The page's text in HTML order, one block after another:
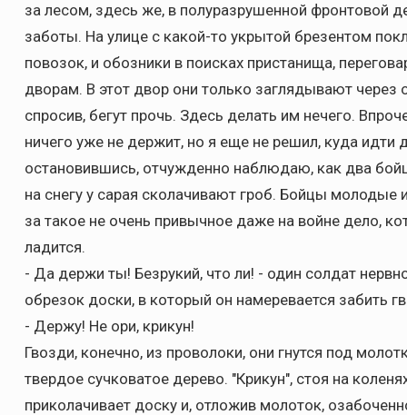
за лесом, здесь же, в полуразрушенной фронтовой
заботы. На улице с какой-то укрытой брезентом
повозок, и обозники в поисках пристанища,
дворам. В этот двор они только заглядывают через
спросив, бегут прочь. Здесь делать им нечего.
ничего уже не держит, но я еще не решил, куда идти
остановившись, отчужденно наблюдаю, как два
на снегу у сарая сколачивают гроб. Бойцы молодые
за такое не очень привычное даже на войне дело,
ладится.
- Да держи ты! Безрукий, что ли! - один солдат
обрезок доски, в который он намеревается забить
- Держу! Не ори, крикун!
Гвозди, конечно, из проволоки, они гнутся под
твердое сучковатое дерево. "Крикун", стоя на
приколачивает доску и, отложив молоток,